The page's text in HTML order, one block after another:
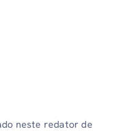
neste redator de